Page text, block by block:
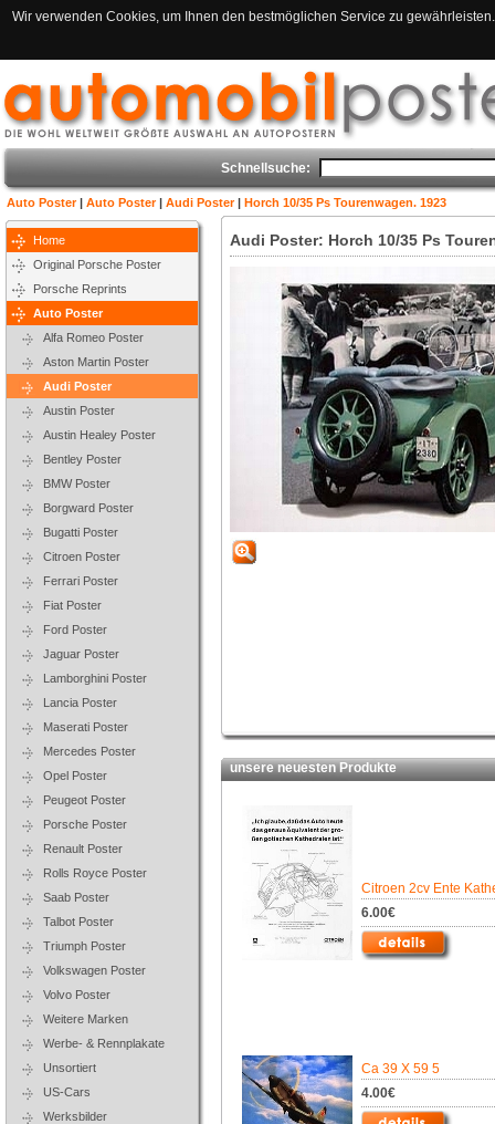
Wir verwenden Cookies, um Ihnen den bestmöglichen Service zu
Schnellsuche:
Auto Poster| Auto Poster| Audi Poster| Horch 10/35 Ps Tourenwagen. 1923
Home
Original Porsche Poster
Porsche Reprints
Auto Poster
Alfa Romeo Poster
Aston Martin Poster
Audi Poster
Austin Poster
Austin Healey Poster
Bentley Poster
BMW Poster
Borgward Poster
Bugatti Poster
Citroen Poster
Ferrari Poster
Fiat Poster
Ford Poster
Jaguar Poster
Lamborghini Poster
Lancia Poster
Maserati Poster
Mercedes Poster
Opel Poster
Peugeot Poster
Porsche Poster
Renault Poster
Rolls Royce Poster
Saab Poster
Talbot Poster
Triumph Poster
Volkswagen Poster
Volvo Poster
Weitere Marken
Werbe- & Rennplakate
Unsortiert
US-Cars
Werksbilder
Audi Poster: Horch 10/35 Ps
unsere neuesten Produkte
Citroen 2cv Ente
6.00€
Ca 39 X 59 5
4.00€